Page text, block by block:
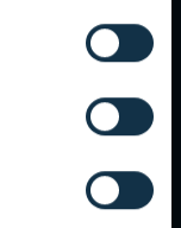
resultaat